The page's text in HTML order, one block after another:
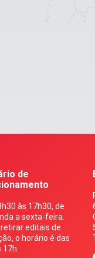
de
às 17h30, de
a sexta-feira.
retirar editais de
o horário é das
17h.